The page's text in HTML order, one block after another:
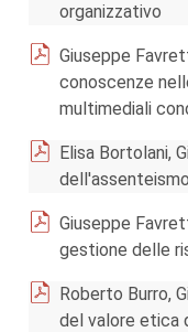
organizzativo
Giuseppe
conoscenze
multimediali
Elisa Bortolani,
Giuseppe
gestione delle
Roberto Burro,
del valore etica